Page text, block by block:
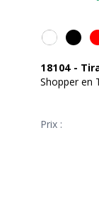
18104-
Shopper en
Prix :